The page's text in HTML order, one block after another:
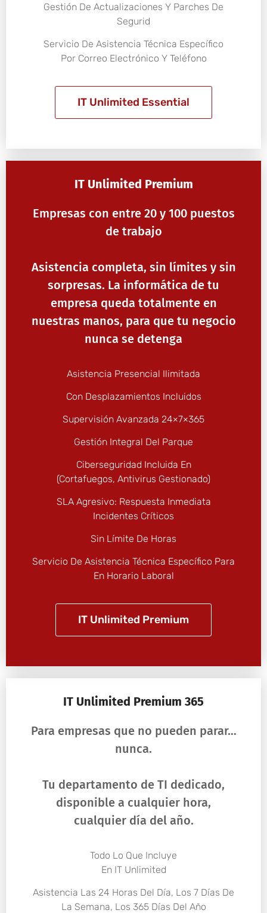
Gestión De Actualizaciones Y Parches De
Segurid
Servicio De Asistencia Técnica Específico
Por Correo Electrónico Y Teléfono
IT Unlimited Essential
IT Unlimited Premium
Empresas con entre 20 y 100 puestos
de trabajo
Asistencia completa, sin límites y sin
sorpresas. La informática de tu
empresa queda totalmente en
nuestras manos, para que tu negocio
nunca se detenga
Asistencia Presencial Ilimitada
Con Desplazamientos Incluidos
Supervisión Avanzada 24×7×365
Gestión Integral Del Parque
Ciberseguridad Incluida En
(cortafuegos, Antivirus Gestionado)
SLA Agresivo: Respuesta Inmediata
Incidentes Críticos
Sin Límite De Horas
Servicio De Asistencia Técnica Específico Para
En Horario Laboral
IT Unlimited Premium
IT Unlimited Premium 365
Para empresas que no pueden parar…
nunca.
Tu departamento de TI dedicado,
disponible a cualquier hora,
cualquier día del año.
Todo Lo Que Incluye
En IT Unlimited
Asistencia Las 24 Horas Del Día, Los 7 Días De
La Semana, Los 365 Días Del Año